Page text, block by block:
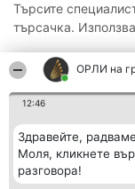
ОРЛИ на
12:46
Здравейте,
Моля, кликнете
разговора!
Търсите
търсачка.